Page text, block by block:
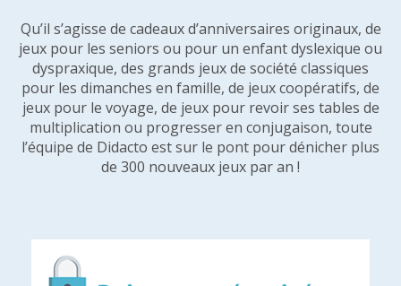
Qu’il s’agisse de cadeaux d’anniversaires originaux, de
jeux pour les seniors ou pour un enfant dyslexique ou
dyspraxique, des grands jeux de société classiques
pour les dimanches en famille, de jeux coopératifs, de
jeux pour le voyage, de jeux pour revoir ses tables de
multiplication ou progresser en conjugaison, toute
l’équipe de Didacto est sur le pont pour dénicher plus
de 300 nouveaux jeux par an !